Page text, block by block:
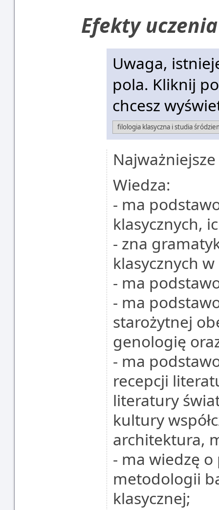
Efekty
Uwaga,
pola. Kliknij
chcesz
Wiedza:
- ma
klasycznych,
- zna
klasycznych
- ma
- ma
starożytnej
genologię
- ma
recepcji
literatury
kultury
architektura,
- ma wiedzę
metodologii
klasycznej;